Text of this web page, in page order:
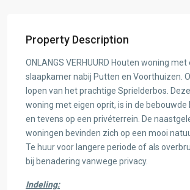
Property Description
ONLANGS VERHUURD Houten woning met
slaapkamer nabij Putten en Voorthuizen.
lopen van het prachtige Sprielderbos.
woning met eigen oprit, is in de bebouwde
en tevens op een privéterrein. De
woningen bevinden zich op een mooi
Te huur voor langere periode of als
bij benadering vanwege privacy.
Indeling: